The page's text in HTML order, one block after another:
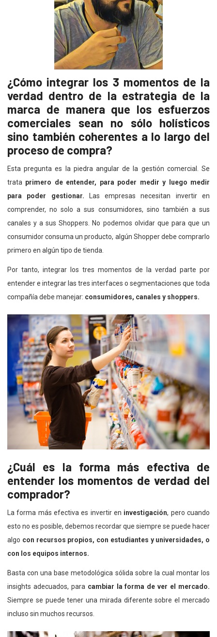
¿Cómo integrar los 3 momentos de la
verdad dentro de la estrategia de la
marca de manera que los esfuerzos
comerciales sean no sólo holísticos
sino también coherentes a lo largo del
proceso de compra?
Esta pregunta es la piedra angular de la gestión comercial. Se
trata primero de entender, para poder medir y luego medir
para poder gestionar. Las empresas necesitan invertir en
comprender, no solo a sus consumidores, sino también a sus
canales y a sus Shoppers. No podemos olvidar que para que un
consumidor consuma un producto, algún Shopper debe comprarlo
primero en algún tipo de tienda.
Por tanto, integrar los tres momentos de la verdad parte por
entender e integrar las tres interfaces o segmentaciones que toda
compañía debe manejar: consumidores, canales y shoppers.
¿Cuál es la forma más efectiva de
entender los momentos de verdad del
comprador?
La forma más efectiva es invertir en investigación, pero cuando
esto no es posible, debemos recordar que siempre se puede hacer
algo con recursos propios, con estudiantes y universidades, o
con los equipos internos.
Basta con una base metodológica sólida sobre la cual montar los
insights adecuados, para cambiar la forma de ver el mercado.
Siempre se puede tener una mirada diferente sobre el mercado
incluso sin muchos recursos.